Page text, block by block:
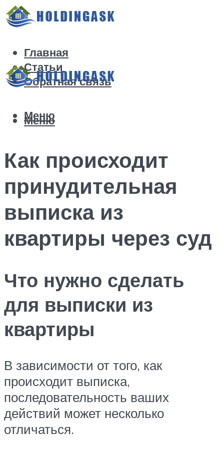
Главная
Статьи
Обратная связь
Меню
Меню
Как происходит
принудительная
выписка из
квартиры через суд
Что нужно сделать
для выписки из
квартиры
В зависимости от того, как
происходит выписка,
последовательность ваших
действий может несколько
отличаться.